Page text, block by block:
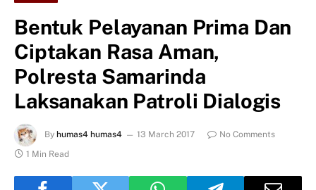
Bentuk Pelayanan Prima Dan
Ciptakan Rasa Aman,
Polresta Samarinda
Laksanakan Patroli Dialogis
By humas4 humas4 13 March 2017
No Comments
1 Min Read